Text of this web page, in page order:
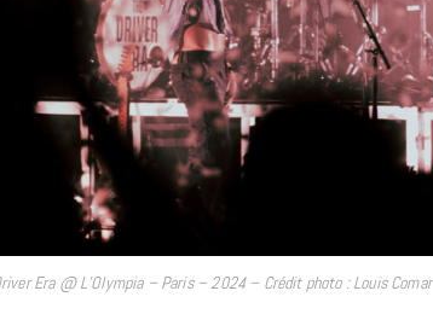
Era @ L’Olympia – Paris – 2024 – Crédit photo : Louis Comar